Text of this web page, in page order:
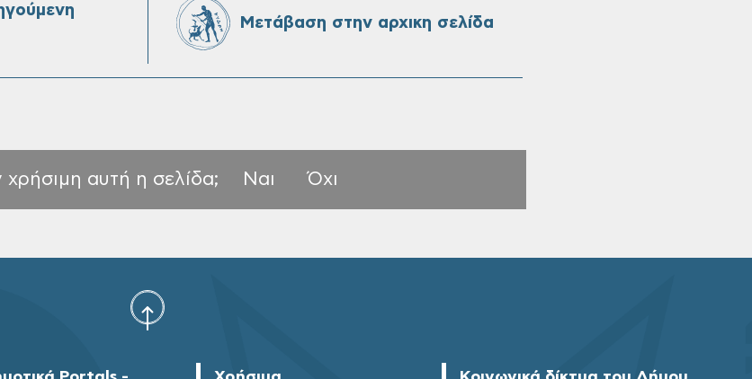
Μετάβαση στην αρχικη σελίδα
χρήσιμη αυτή η σελίδα; Ναι Όχι